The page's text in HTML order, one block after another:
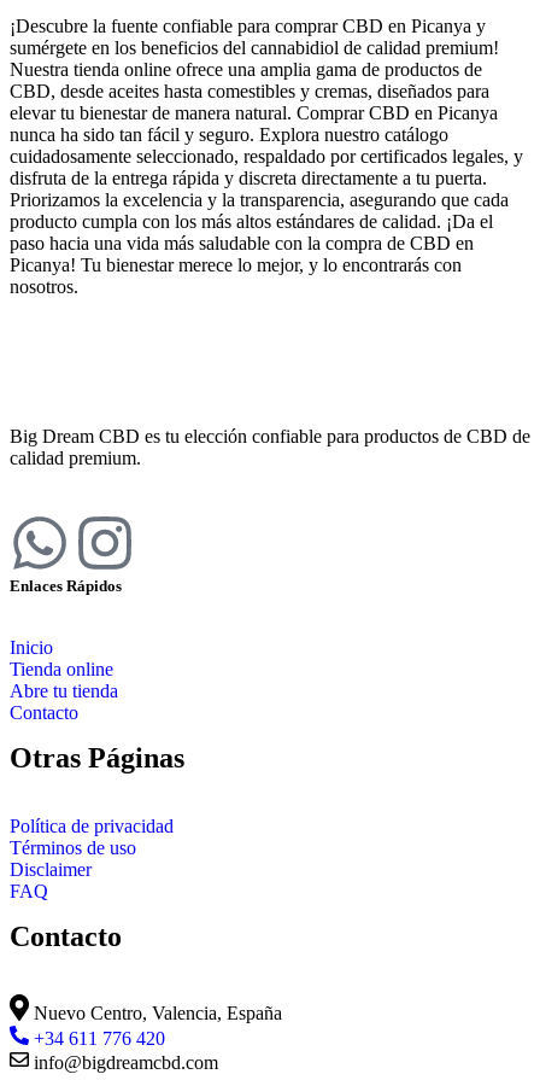
¡Descubre la fuente confiable para comprar CBD en Picanya y
sumérgete en los beneficios del cannabidiol de calidad premium!
Nuestra tienda online ofrece una amplia gama de productos de
CBD, desde aceites hasta comestibles y cremas, diseñados para
elevar tu bienestar de manera natural. Comprar CBD en Picanya
nunca ha sido tan fácil y seguro. Explora nuestro catálogo
cuidadosamente seleccionado, respaldado por certificados legales, y
disfruta de la entrega rápida y discreta directamente a tu puerta.
Priorizamos la excelencia y la transparencia, asegurando que cada
producto cumpla con los más altos estándares de calidad. ¡Da el
paso hacia una vida más saludable con la compra de CBD en
Picanya! Tu bienestar merece lo mejor, y lo encontrarás con
nosotros.
Big Dream CBD es tu elección confiable para productos de CBD de
calidad premium.
Enlaces Rápidos
Inicio
Tienda online
Abre tu tienda
Contacto
Otras Páginas
Política de privacidad
Términos de uso
Disclaimer
FAQ
Contacto
Nuevo Centro, Valencia, España
+34 611 776 420
info@bigdreamcbd.com